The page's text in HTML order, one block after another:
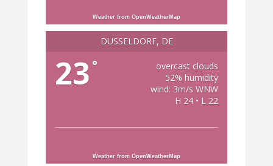
Weather from OpenWeatherMap
DÜSSELDORF, DE
23 °
overcast clouds
52% humidity
wind: 3m/s WNW
H 24 • L 22
Weather from OpenWeatherMap